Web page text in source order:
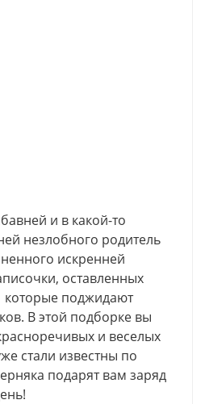
и в какой-то
незлобного родитель
искренней
оставленных
поджидают
В этой подборке вы
и веселых
стали известны по
подарят вам заряд